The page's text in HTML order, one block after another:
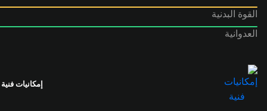
القوة البدنية
العدوانية
إمكانيات فنية